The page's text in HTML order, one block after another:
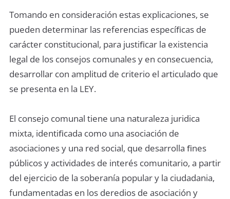
Tomando en consideración estas explicaciones, se
pueden determinar las referencias especíﬁcas de
carácter constitucional, para justiﬁcar la existencia
legal de los consejos comunales y en consecuencia,
desarrollar con amplitud de criterio el articulado que
se presenta en la LEY.
El consejo comunal tiene una naturaleza juridica
mixta, identiﬁcada como una asociación de
asociaciones y una red social, que desarrolla ﬁnes
públicos y actividades de interés comunitario, a partir
del ejercicio de la soberanía popular y la ciudadania,
fundamentadas en los deredios de asociación y